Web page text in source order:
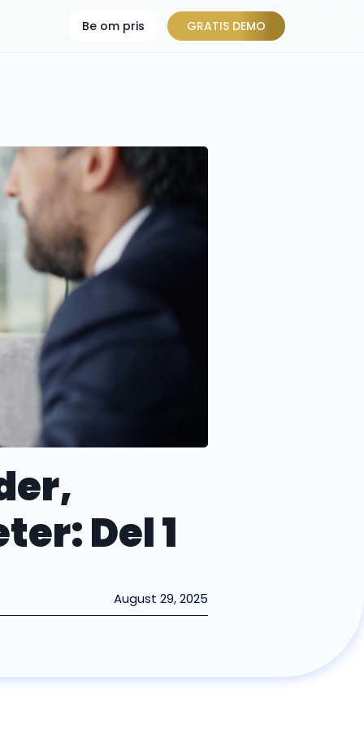
Be om pris GRATIS DEMO
Del 1
August 29, 2025